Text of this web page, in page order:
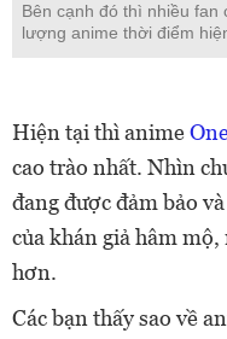
Bên cạnh đó thì nhiều
lượng anime thời điểm
Hiện tại thì anime
cao trào nhất. Nhìn
đang được đảm bảo
của khán giả hâm mộ,
hơn.
Các bạn thấy sao về